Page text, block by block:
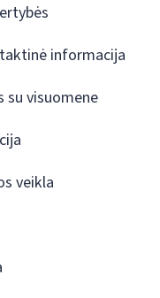
informacija
su visuomene
veikla